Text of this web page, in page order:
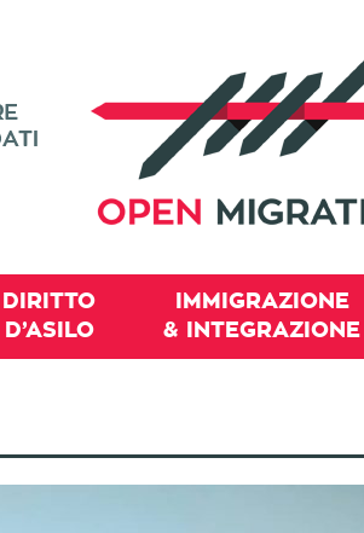
DIRITTO
D’ASILO
IMMIGRAZIONE
& INTEGRAZIONE